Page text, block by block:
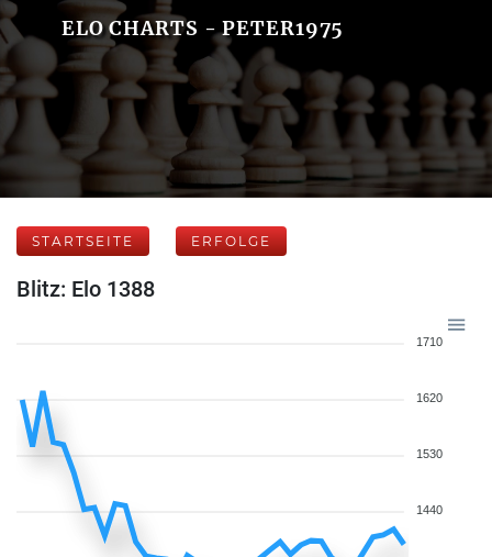
ELO CHARTS - PETER1975
STARTSEITE ERFOLGE
Blitz: Elo 1388
1710
1620
1530
1440